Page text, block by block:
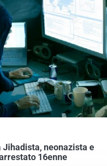
Jihadista, neonazista e
16enne